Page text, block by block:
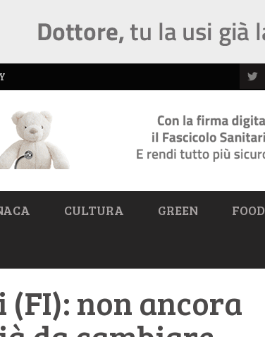
CULTURA GREEN FOOD
non ancora